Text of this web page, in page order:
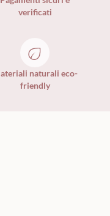
verificati
naturali eco-
friendly